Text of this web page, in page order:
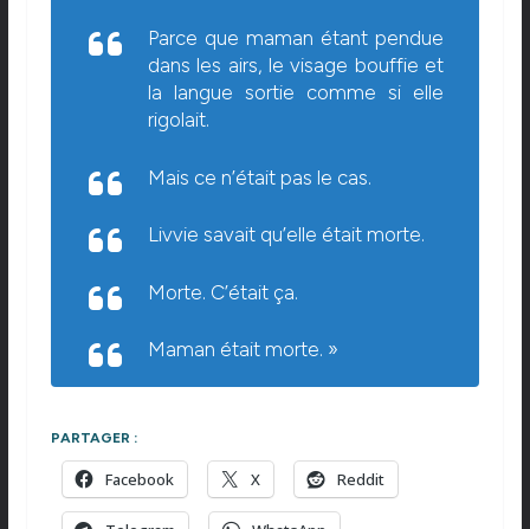
Parce que maman étant pendue
dans les airs, le visage bouffie et
la langue sortie comme si elle
rigolait.
Mais ce n’était pas le cas.
Livvie savait qu’elle était morte.
Morte. C’était ça.
Maman était morte. »
PARTAGER :
Facebook X Reddit